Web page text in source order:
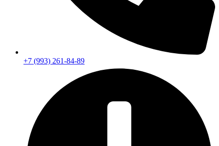
+7 (993) 261-84-89